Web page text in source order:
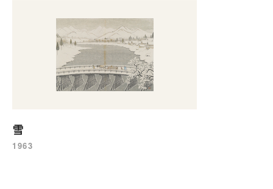
雪
1963